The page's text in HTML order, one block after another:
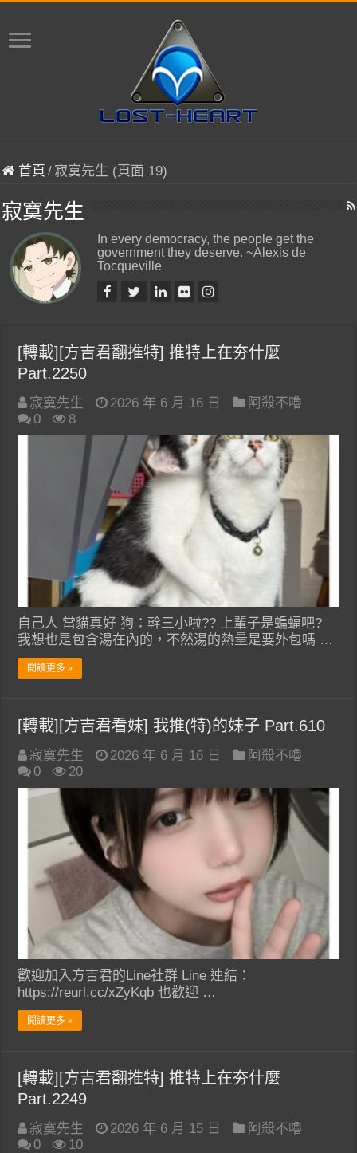
首頁 /寂寞先生 (頁面 19)
寂寞先生
In every democracy, the people get the
government they deserve. ~Alexis de
Tocqueville
[轉載][方吉君翻推特] 推特上在夯什麼
Part.2250
寂寞先生 2026 年 6 月 16 日
阿殺不嚕
0
8
自己人 當貓真好 狗：幹三小啦?? 上輩子是蝙蝠吧?
我想也是包含湯在內的，不然湯的熱量是要外包嗎 …
閱讀更多 »
[轉載][方吉君看妹] 我推(特)的妹子 Part.610
寂寞先生 2026 年 6 月 16 日
阿殺不嚕
0
20
歡迎加入方吉君的Line社群 Line 連結：
https://reurl.cc/xZyKqb 也歡迎 …
閱讀更多 »
[轉載][方吉君翻推特] 推特上在夯什麼
Part.2249
寂寞先生 2026 年 6 月 15 日
阿殺不嚕
0
10